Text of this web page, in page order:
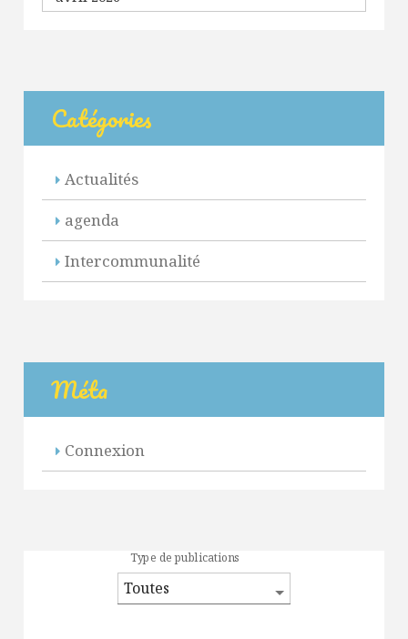
Catégories
Actualités
agenda
Intercommunalité
Méta
Connexion
Type de publications